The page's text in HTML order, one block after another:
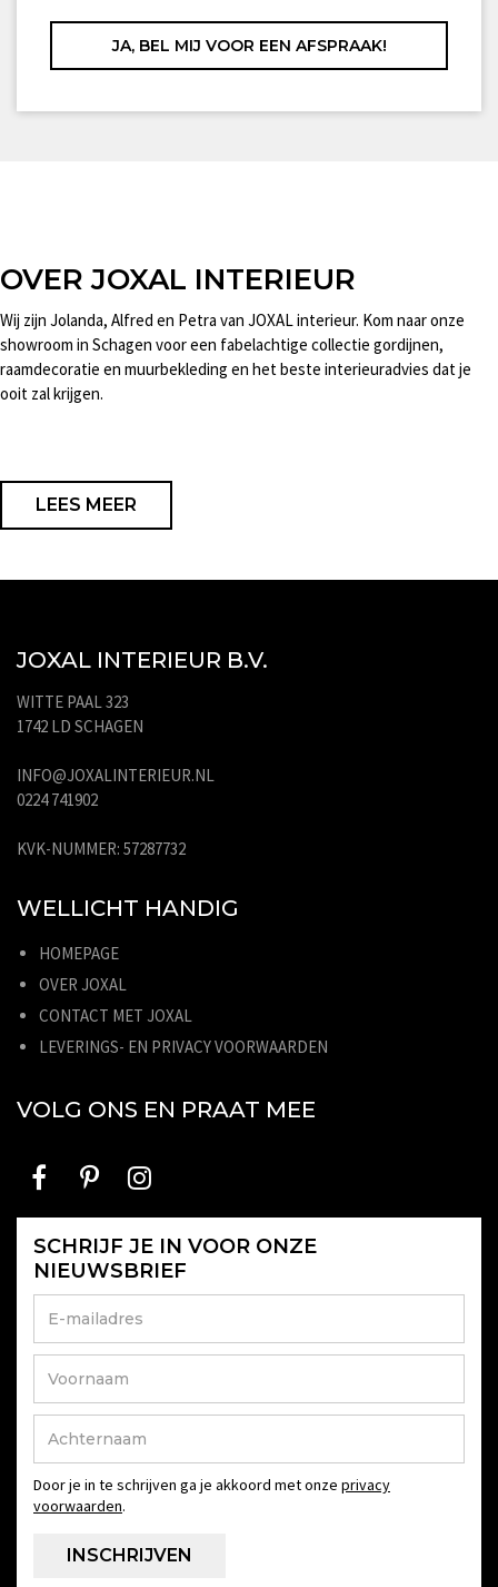
OVER JOXAL INTERIEUR
Wij zijn Jolanda, Alfred en Petra van JOXAL interieur. Kom naar onze
showroom in Schagen voor een fabelachtige collectie gordijnen,
raamdecoratie en muurbekleding en het beste interieuradvies dat je
ooit zal krijgen.
LEES MEER
JOXAL INTERIEUR B.V.
WITTE PAAL 323
1742 LD SCHAGEN
INFO@JOXALINTERIEUR.NL
0224 741902
KVK-NUMMER: 57287732
WELLICHT HANDIG
HOMEPAGE
OVER JOXAL
CONTACT MET JOXAL
LEVERINGS- EN PRIVACY VOORWAARDEN
VOLG ONS EN PRAAT MEE
SCHRIJF JE IN VOOR ONZE
NIEUWSBRIEF
Door je in te schrijven ga je akkoord met onze privacy
voorwaarden.